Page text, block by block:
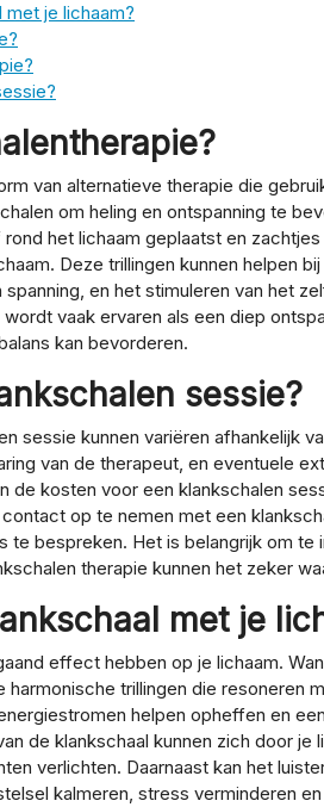
je lichaam?
van alternatieve therapie die
om heling en ontspanning te
het lichaam geplaatst en
Deze trillingen kunnen helpen
en het stimuleren van het
vaak ervaren als een diep
kan bevorderen.
sessie?
sessie kunnen variëren afhankelijk
van de therapeut, en eventuele
de kosten voor een klankschalen
op te nemen met een
te bespreken. Het is belangrijk om te
therapie kunnen het zeker
met je
effect hebben op je lichaam.
trillingen die resoneren
helpen opheffen en
de klankschaal kunnen zich door je
verlichten. Daarnaast kan het
kalmeren, stress verminderen